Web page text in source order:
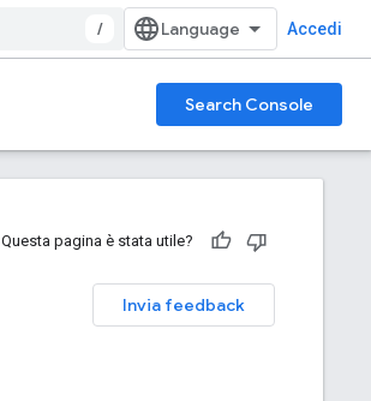
/ Accedi
Search Console
Questa pagina è stata utile?
Invia feedback